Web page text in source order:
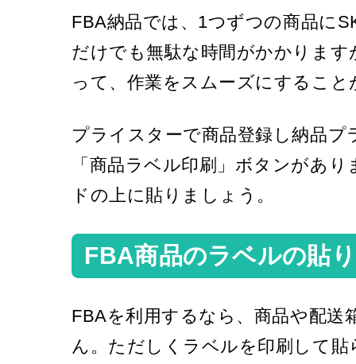
FBA納品では、1つずつの商品に
だけでも無駄な時間がかかりま
って、作業をスムーズにすること
プライスターで商品登録し納品
「商品ラベル印刷」ボタンがあ
ドの上に貼りましょう。
FBA商品のラベルの貼
FBAを利用するなら、商品や配
ん。ただしくラベルを印刷して